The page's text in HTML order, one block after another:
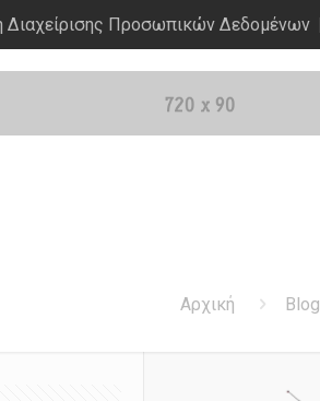
Διαχείρισης Προσωπικών Δεδομένων
Αρχική Blog